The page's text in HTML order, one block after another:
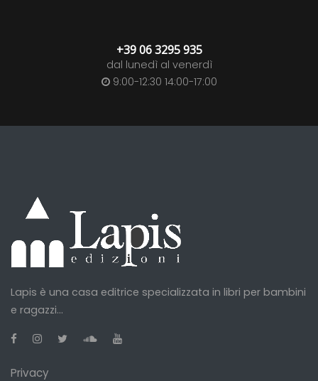
+39 06 3295 935
dal lunedì al venerdì
9:00-12:30 14:00-17:00
Lapis è una casa editrice specializzata in libri per bambini
e ragazzi...
Privacy